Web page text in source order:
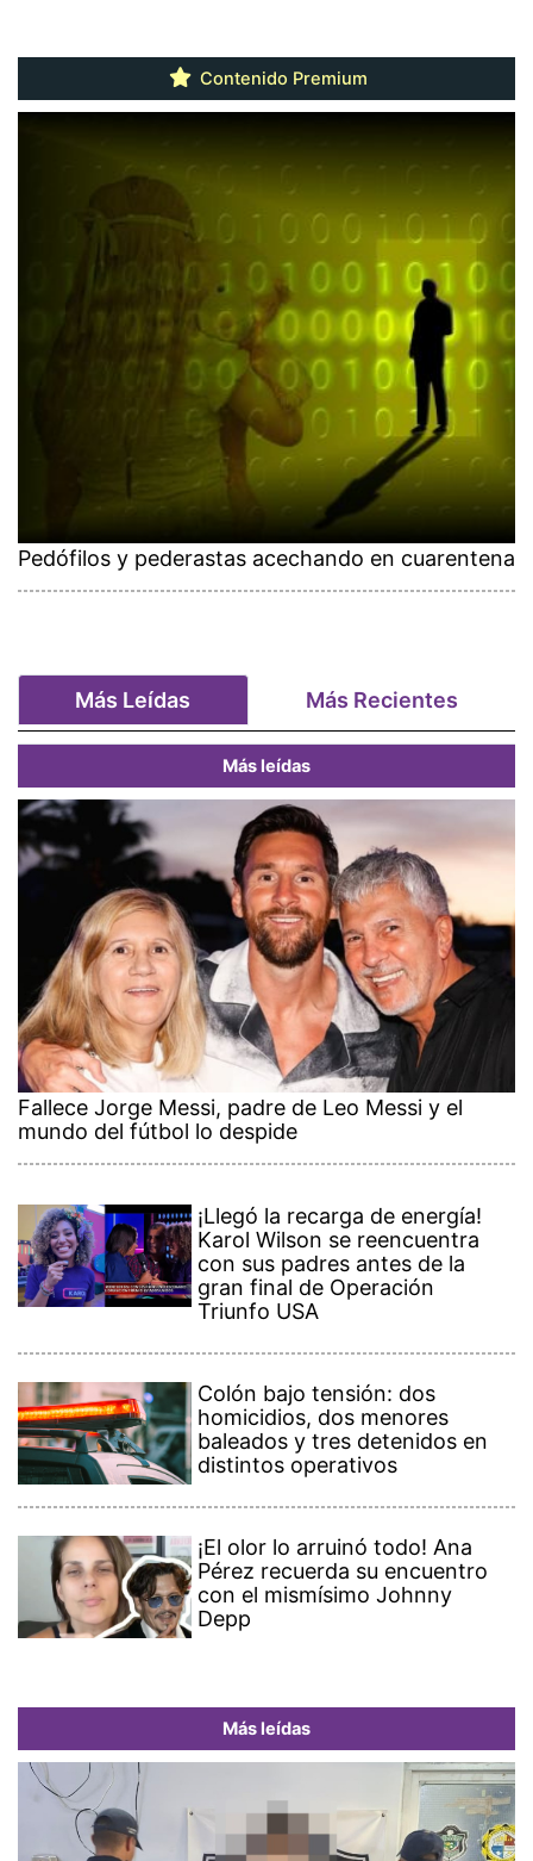
Contenido Premium
Pedófilos y pederastas acechando en cuarentena
Más Leídas Más Recientes
Más leídas
Fallece Jorge Messi, padre de Leo Messi y el
mundo del fútbol lo despide
¡Llegó la recarga de energía!
Karol Wilson se reencuentra
con sus padres antes de la
gran final de Operación
Triunfo USA
Colón bajo tensión: dos
homicidios, dos menores
baleados y tres detenidos en
distintos operativos
¡El olor lo arruinó todo! Ana
Pérez recuerda su encuentro
con el mismísimo Johnny
Depp
Más leídas